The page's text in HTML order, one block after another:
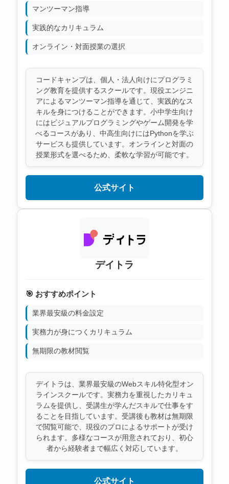
マンツーマン指導
実践的なカリキュラム
オンライン・対面授業の選択
コードキャンプは、個人・法人向けにプログラミ
ング教育を提供するスクールです。現役エンジニ
アによるマンツーマン指導を通じて、実践的なス
キルを身につけることができます。小中学生向け
にはビジュアルプログラミングやゲーム開発を学
べるコースがあり、中高生向けにはPythonを学ぶ
サービスも提供しています。オンラインと対面の
授業形式を選べるため、柔軟な学習が可能です。
公式サイト
デイトラ
🎯 おすすめポイント
業界最安級の料金設定
実務力が身につくカリキュラム
無期限の教材閲覧
デイトラは、業界最安級のWebスキル特化型オン
ラインスクールです。実務力を重視したカリキュ
ラムを提供し、受講生が学んだスキルで仕事をす
ることを目指しています。受講後も教材は無期限
で閲覧可能で、現役のプロによるサポートが受け
られます。多様なコースが用意されており、初心
者から経験者まで幅広く対応しています。
公式サイト